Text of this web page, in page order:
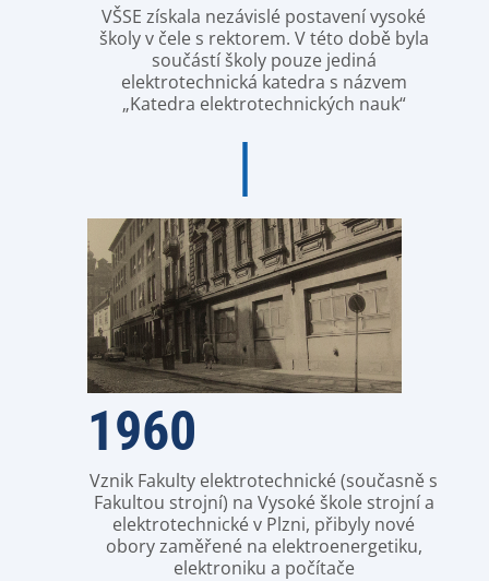
VŠSE získala nezávislé postavení vysoké
školy v čele s rektorem. V této době byla
součástí školy pouze jediná
elektrotechnická katedra s názvem
„Katedra elektrotechnických nauk“
1960
Vznik Fakulty elektrotechnické (současně s
Fakultou strojní) na Vysoké škole strojní a
elektrotechnické v Plzni, přibyly nové
obory zaměřené na elektroenergetiku,
elektroniku a počítače